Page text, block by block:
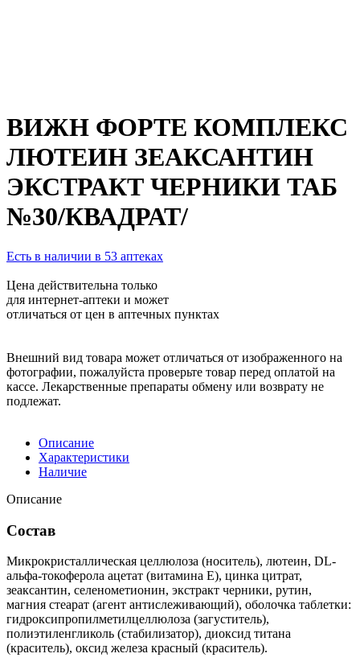
ВИЖН ФОРТЕ КОМПЛЕКС
ЛЮТЕИН ЗЕАКСАНТИН
ЭКСТРАКТ ЧЕРНИКИ ТАБ
№30/КВАДРАТ/
Есть в наличии в 53 аптеках
Цена действительна только
для интернет-аптеки и может
отличаться от цен в аптечных пунктах
Внешний вид товара может отличаться от изображенного на
фотографии, пожалуйста проверьте товар перед оплатой на
кассе. Лекарственные препараты обмену или возврату не
подлежат.
Описание
Характеристики
Наличие
Описание
Состав
Микрокристаллическая целлюлоза (носитель), лютеин, DL-
альфа-токоферола ацетат (витамина Е), цинка цитрат,
зеаксантин, селенометионин, экстракт черники, рутин,
магния стеарат (агент антислеживающий), оболочка таблетки:
гидроксипропилметилцеллюлоза (загуститель),
полиэтиленгликоль (стабилизатор), диоксид титана
(краситель), оксид железа красный (краситель).